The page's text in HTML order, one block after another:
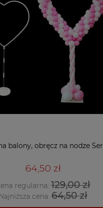
balony, obręcz na nodze
64,50 zł
regularna:129,00 zł
Najniższa cena:64,50 zł